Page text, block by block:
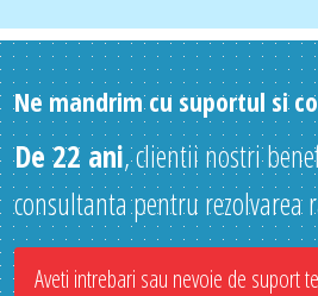
Ne mandrim cu suportul si
De 22 ani, clientii nostri
consultanta pentru
Aveti intrebari sau nevoie de suport